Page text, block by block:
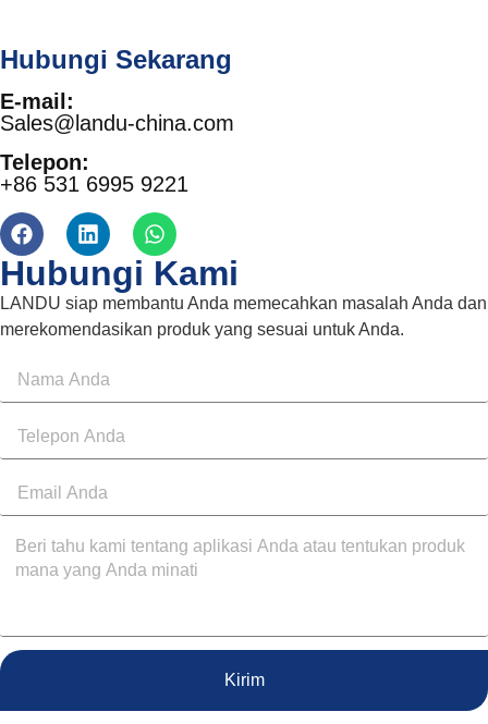
Hubungi Sekarang
E-mail:
Sales@landu-china.com
Telepon:
+86 531 6995 9221
Hubungi Kami
LANDU siap membantu Anda memecahkan masalah Anda dan
merekomendasikan produk yang sesuai untuk Anda.
Kirim